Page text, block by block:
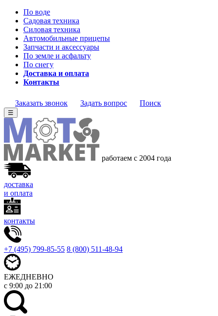
По воде
Садовая техника
Силовая техника
Автомобильные прицепы
Запчасти и аксессуары
По земле и асфальту
По снегу
Доставка и оплата
Контакты
Заказать звонок Задать вопрос Поиск
☰
работаем с 2004 года
доставка
и оплата
контакты
+7 (495) 799-85-55 8 (800) 511-48-94
ЕЖЕДНЕВНО
с 9:00 до 21:00